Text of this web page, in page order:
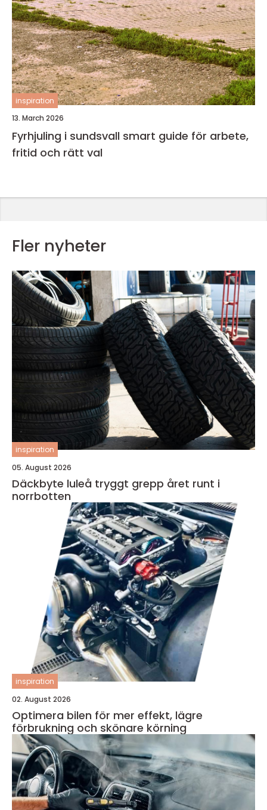
inspiration
13. March 2026
Fyrhjuling i sundsvall smart guide för arbete,
fritid och rätt val
Fler nyheter
inspiration
05. August 2026
Däckbyte luleå tryggt grepp året runt i
norrbotten
inspiration
02. August 2026
Optimera bilen för mer effekt, lägre
förbrukning och skönare körning